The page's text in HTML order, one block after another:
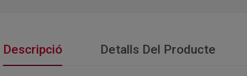
Descripció Detalls Del Producte